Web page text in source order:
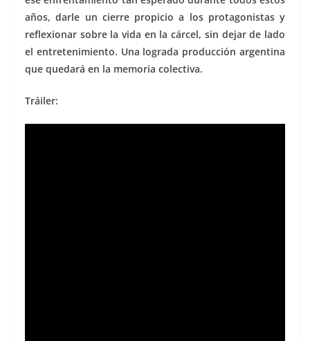
años, darle un cierre propicio a los protagonistas y
reflexionar sobre la vida en la cárcel, sin dejar de lado
el entretenimiento. Una lograda producción argentina
que quedará en la memoria colectiva.
Tráiler: